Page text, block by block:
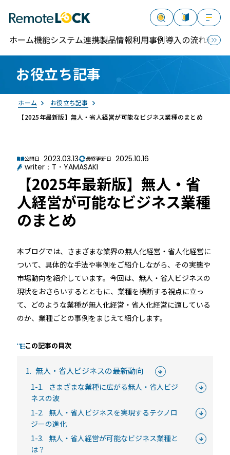
お役立ち記事
【2025年最新版】無人・省人経営が可能なビジネス業種のまとめ
お役立ち記事
ホーム
公開日 2023.03.13 最終更新日 2025.10.16
writer：T・YAMASAKI
【2025年最新版】無人・省
人経営が可能なビジネス業種
のまとめ
本ブログでは、さまざまな業界の無人化経営・省人化経営に
ついて、具体的な手法や事例をご紹介しながら、その実態や
市場動向を紹介しています。今回は、無人・省人ビジネスの
現状をおさらいするとともに、業種を横断する視点に立っ
て、どのような業種が無人化経営・省人化経営に適している
のか、業種ごとの事例をまじえて紹介します。
この記事の目次
1. 無人・省人ビジネスの最新動向
1-1.
さまざまな業種に広がる無人・省人ビジ
ネスの波
1-2. 無人・省人ビジネスを実現するテクノロ
ジーの進化
1-3. 無人・省人経営が可能なビジネス業種と
は？
ホーム機能システム連携製品情報利用事例導入の流れ料金
RemoteLOCK
ご質問
寄せられた
介します
機能
RemoteLOCKって何が
できるの？をご紹介します
詳しくみる
業種別の活用
お客様の声
セミナー
RemoteLOCKの活用術や業界別の最新事例をご紹介など、不
定期で開催しています。